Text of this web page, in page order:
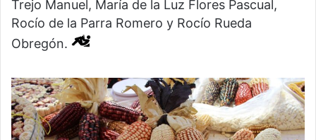
Trejo Manuel, María de la Luz Flores Pascual,
Rocío de la Parra Romero y Rocío Rueda
Obregón.